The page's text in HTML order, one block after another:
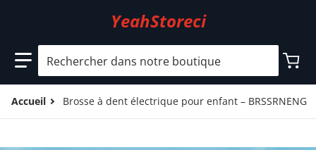
YeahStoreci
Rechercher dans notre boutique
Accueil Brosse à dent électrique pour enfant – BRSSRNENG –